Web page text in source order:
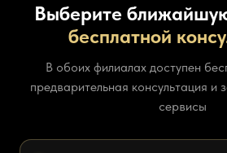
Выберите
бесплатной
В обоих филиалах доступен
предварительная консультация и
сервисы